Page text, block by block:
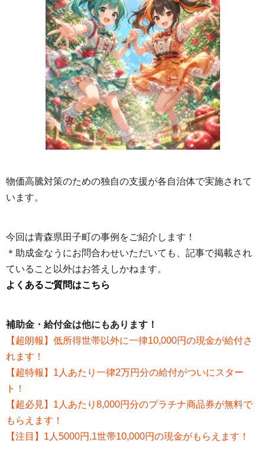
物価高騰対策のための独自の支援が各自治体で実施されて
います。
今回は青森県田子町の事例をご紹介します！
＊助成金なうにお問合わせいただいても、記事で掲載され
ていること以外はお答えしかねます。
よくあるご質問はこちら
補助金・給付金は他にもあります！
【超朗報】低所得世帯以外に一律10,000円の現金が給付さ
れます！
【超特報】1人あたり一律2万円分の給付がついにスター
ト！
【超必見】1人あたり8,000円分のプラチナ商品券が無料で
もらえます！
【注目】1人5000円,1世帯10,000円の現金がもらえます！